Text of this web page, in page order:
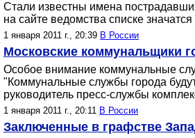
Стали известны имена
на сайте ведомства списке
1 января 2011 г., 20:39 В России
Московские коммунальщики
Особое внимание коммунальные
"Коммунальные службы города
руководитель пресс-службы
1 января 2011 г., 20:11 В России
Заключенные в графстве